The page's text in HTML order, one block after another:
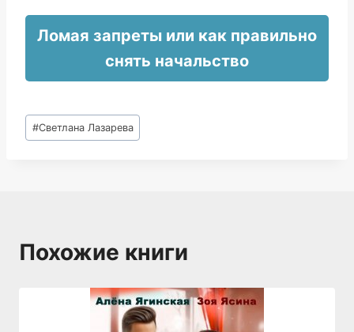
Ломая запреты или как правильно
снять начальство
Метки
записи:
#Светлана Лазарева
Похожие книги